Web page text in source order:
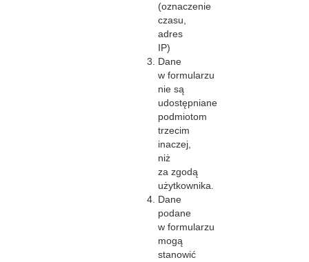
(oznaczenie
czasu,
adres
IP)
Dane
w formularzu
nie są
udostępniane
podmiotom
trzecim
inaczej,
niż
za zgodą
użytkownika.
Dane
podane
w formularzu
mogą
stanowić